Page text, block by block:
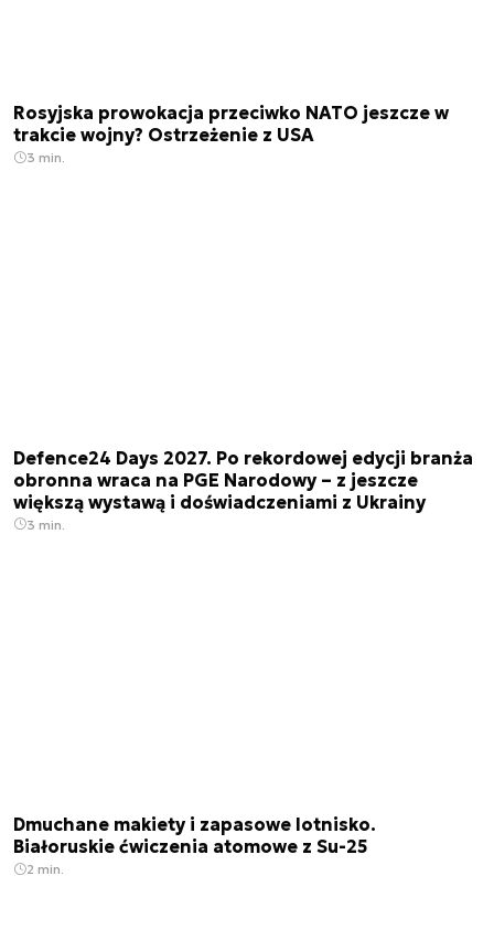
Rosyjska prowokacja przeciwko NATO jeszcze w
trakcie wojny? Ostrzeżenie z USA
3 min.
Defence24 Days 2027. Po rekordowej edycji branża
obronna wraca na PGE Narodowy – z jeszcze
większą wystawą i doświadczeniami z Ukrainy
3 min.
Dmuchane makiety i zapasowe lotnisko.
Białoruskie ćwiczenia atomowe z Su-25
2 min.